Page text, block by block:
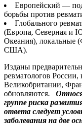
Европейский —
борьбы против
Глобального
(Европа, Северная и
Океания), локальные
США).
Изданы
ревматологов
Великобритании,
обновляются.
группе риска
ответа следует
заболевания на две